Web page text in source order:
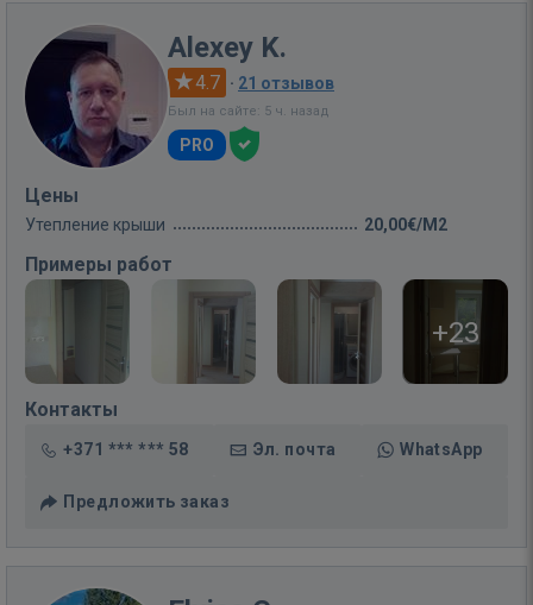
Alexey K.
4.7 · 21 отзывов
Был на сайте: 5 ч. назад
PRO
Цены
Утепление крыши 20,00€/M2
Примеры работ
+23
Контакты
+371 *** *** 58 Эл. почта WhatsApp
Предложить заказ